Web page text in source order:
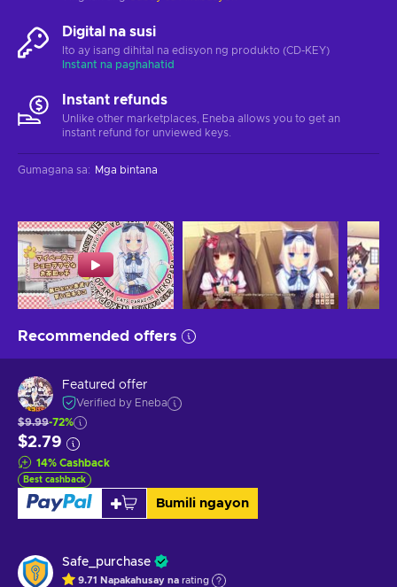
Digital na susi
Ito ay isang dihital na edisyon ng produkto (CD-KEY)
Instant na paghahatid
Instant refunds
Unlike other marketplaces, Eneba allows you to get an
instant refund for unviewed keys.
Gumagana sa: Mga bintana
Recommended offers
Featured offer
Verified by Eneba
$9.99-72%
$2.79
14% Cashback
Best cashback
Bumili ngayon
Safe_purchase
9.71 Napakahusay na rating